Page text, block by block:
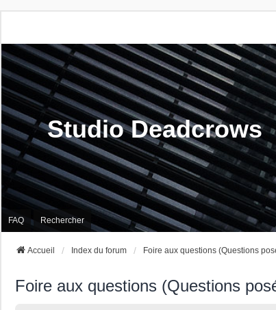
Studio Deadcrows
FAQ Rechercher
Accueil Index du forum Foire aux questions (Questions
Foire aux questions (Questions